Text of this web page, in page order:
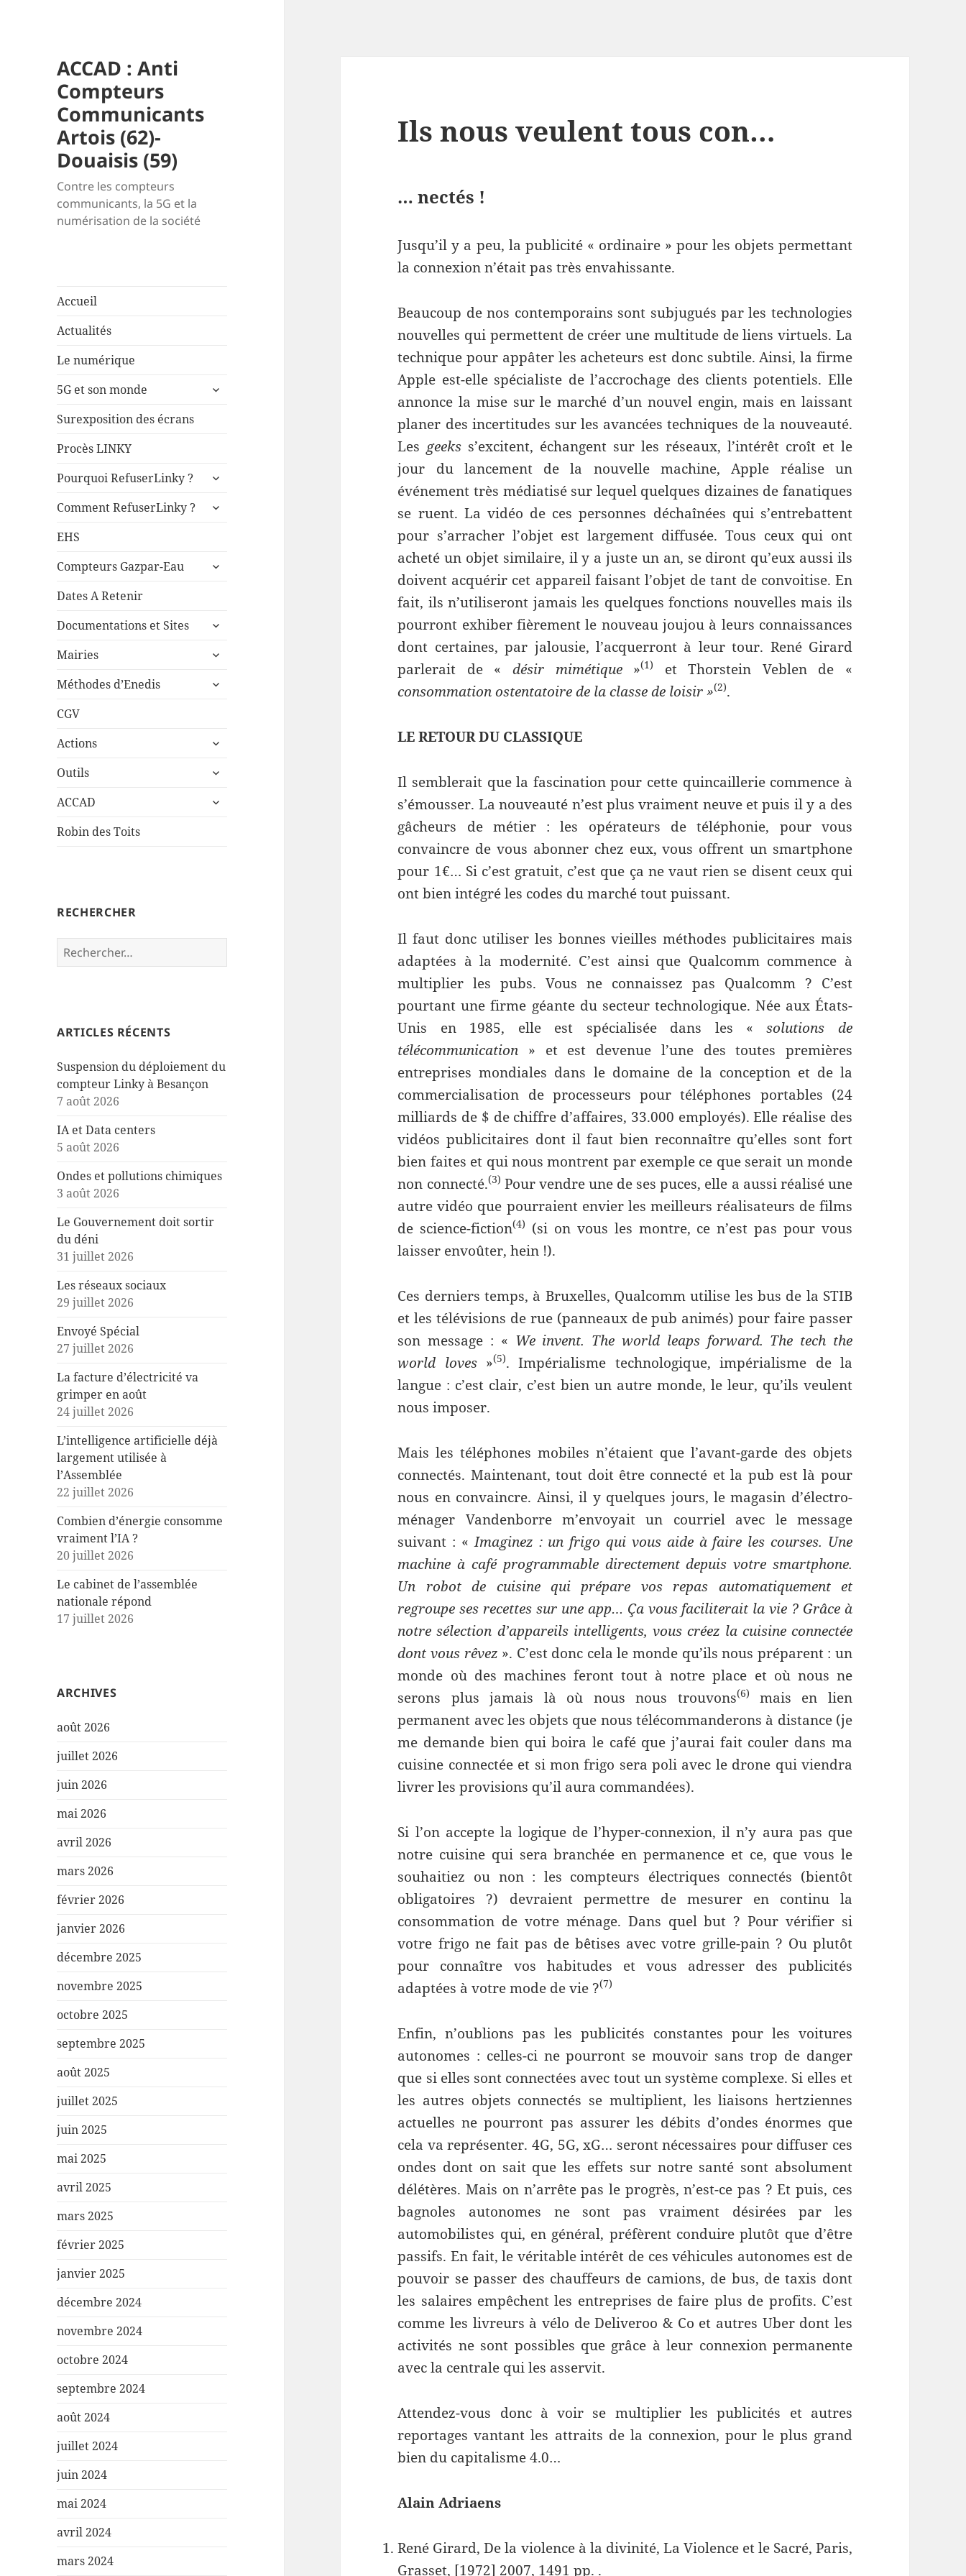
ACCAD : Anti
Compteurs
Communicants
Artois (62)-
Douaisis (59)
Contre les compteurs
communicants, la 5G et la
numérisation de la société
Accueil
Actualités
Le numérique
5G et son monde
ouvrir
Surexposition des écrans
Procès LINKY
Pourquoi RefuserLinky ?
ouvrir
sous-
Comment RefuserLinky ?
ouvrir
EHS
Compteurs Gazpar-Eau
ouvrir
Dates A Retenir
Documentations et Sites
ouvrir
sous-
Mairies
ouvrir
sous-
Méthodes d’Enedis
ouvrir
CGV
Actions
ouvrir
sous-
Outils
ouvrir
sous-
ACCAD
ouvrir
Robin des Toits
RECHERCHER
Rechercher :
ARTICLES RÉCENTS
Suspension du déploiement du
compteur Linky à Besançon
7 août 2026
IA et Data centers
5 août 2026
Ondes et pollutions chimiques
3 août 2026
Le Gouvernement doit sortir
du déni
31 juillet 2026
Les réseaux sociaux
29 juillet 2026
Envoyé Spécial
27 juillet 2026
La facture d’électricité va
grimper en août
24 juillet 2026
L’intelligence artificielle déjà
largement utilisée à
l’Assemblée
22 juillet 2026
Combien d’énergie consomme
vraiment l’IA ?
20 juillet 2026
Le cabinet de l’assemblée
nationale répond
17 juillet 2026
ARCHIVES
août 2026
juillet 2026
juin 2026
mai 2026
avril 2026
mars 2026
février 2026
janvier 2026
décembre 2025
novembre 2025
octobre 2025
septembre 2025
août 2025
juillet 2025
juin 2025
mai 2025
avril 2025
mars 2025
février 2025
janvier 2025
décembre 2024
novembre 2024
octobre 2024
septembre 2024
août 2024
juillet 2024
juin 2024
mai 2024
avril 2024
mars 2024
Ils nous veulent tous con…
… nectés !
Jusqu’il y a peu, la publicité « ordinaire » pour les objets permettant
la connexion n’était pas très envahissante.
Beaucoup de nos contemporains sont subjugués par les technologies
nouvelles qui permettent de créer une multitude de liens virtuels. La
technique pour appâter les acheteurs est donc subtile. Ainsi, la firme
Apple est-elle spécialiste de l’accrochage des clients potentiels. Elle
annonce la mise sur le marché d’un nouvel engin, mais en laissant
planer des incertitudes sur les avancées techniques de la nouveauté.
Les geeks s’excitent, échangent sur les réseaux, l’intérêt croît et le
jour du lancement de la nouvelle machine, Apple réalise un
événement très médiatisé sur lequel quelques dizaines de fanatiques
se ruent. La vidéo de ces personnes déchaînées qui s’entrebattent
pour s’arracher l’objet est largement diffusée. Tous ceux qui ont
acheté un objet similaire, il y a juste un an, se diront qu’eux aussi ils
doivent acquérir cet appareil faisant l’objet de tant de convoitise. En
fait, ils n’utiliseront jamais les quelques fonctions nouvelles mais ils
pourront exhiber fièrement le nouveau joujou à leurs connaissances
dont certaines, par jalousie, l’acquerront à leur tour. René Girard
parlerait de «désir mimétique »(1)
et Thorstein Veblen de «
consommation ostentatoire de la classe de loisir »(2).
LE RETOUR DU CLASSIQUE
Il semblerait que la fascination pour cette quincaillerie commence à
s’émousser. La nouveauté n’est plus vraiment neuve et puis il y a des
gâcheurs de métier : les opérateurs de téléphonie, pour vous
convaincre de vous abonner chez eux, vous offrent un smartphone
pour 1€… Si c’est gratuit, c’est que ça ne vaut rien se disent ceux qui
ont bien intégré les codes du marché tout puissant.
Il faut donc utiliser les bonnes vieilles méthodes publicitaires mais
adaptées à la modernité. C’est ainsi que Qualcomm commence à
multiplier les pubs. Vous ne connaissez pas Qualcomm ? C’est
pourtant une firme géante du secteur technologique. Née aux États-
Unis en 1985, elle est spécialisée dans les «solutions de
télécommunication » et est devenue l’une des toutes premières
entreprises mondiales dans le domaine de la conception et de la
commercialisation de processeurs pour téléphones portables (24
milliards de $ de chiffre d’affaires, 33.000 employés). Elle réalise des
vidéos publicitaires dont il faut bien reconnaître qu’elles sont fort
bien faites et qui nous montrent par exemple ce que serait un monde
non connecté.(3) Pour vendre une de ses puces, elle a aussi réalisé une
autre vidéo que pourraient envier les meilleurs réalisateurs de films
de science-fiction(4) (si on vous les montre, ce n’est pas pour vous
laisser envoûter, hein !).
Ces derniers temps, à Bruxelles, Qualcomm utilise les bus de la STIB
et les télévisions de rue (panneaux de pub animés) pour faire passer
son message : « We invent. The world leaps forward. The tech the
world loves »(5). Impérialisme technologique, impérialisme de la
langue : c’est clair, c’est bien un autre monde, le leur, qu’ils veulent
nous imposer.
Mais les téléphones mobiles n’étaient que l’avant-garde des objets
connectés. Maintenant, tout doit être connecté et la pub est là pour
nous en convaincre. Ainsi, il y quelques jours, le magasin d’électro-
ménager Vandenborre m’envoyait un courriel avec le message
suivant : «Imaginez : un frigo qui vous aide à faire les courses. Une
machine à café programmable directement depuis votre smartphone.
Un robot de cuisine qui prépare vos repas automatiquement et
regroupe ses recettes sur une app… Ça vous faciliterait la vie ? Grâce à
notre sélection d’appareils intelligents, vous créez la cuisine connectée
dont vous rêvez ». C’est donc cela le monde qu’ils nous préparent : un
monde où des machines feront tout à notre place et où nous ne
serons plus jamais là où nous nous trouvons(6)
mais en lien
permanent avec les objets que nous télécommanderons à distance (je
me demande bien qui boira le café que j’aurai fait couler dans ma
cuisine connectée et si mon frigo sera poli avec le drone qui viendra
livrer les provisions qu’il aura commandées).
Si l’on accepte la logique de l’hyper-connexion, il n’y aura pas que
notre cuisine qui sera branchée en permanence et ce, que vous le
souhaitiez ou non : les compteurs électriques connectés (bientôt
obligatoires ?) devraient permettre de mesurer en continu la
consommation de votre ménage. Dans quel but ? Pour vérifier si
votre frigo ne fait pas de bêtises avec votre grille-pain ? Ou plutôt
pour connaître vos habitudes et vous adresser des publicités
adaptées à votre mode de vie ?(7)
Enfin, n’oublions pas les publicités constantes pour les voitures
autonomes : celles-ci ne pourront se mouvoir sans trop de danger
que si elles sont connectées avec tout un système complexe. Si elles et
les autres objets connectés se multiplient, les liaisons hertziennes
actuelles ne pourront pas assurer les débits d’ondes énormes que
cela va représenter. 4G, 5G, xG… seront nécessaires pour diffuser ces
ondes dont on sait que les effets sur notre santé sont absolument
délétères. Mais on n’arrête pas le progrès, n’est-ce pas ? Et puis, ces
bagnoles autonomes ne sont pas vraiment désirées par les
automobilistes qui, en général, préfèrent conduire plutôt que d’être
passifs. En fait, le véritable intérêt de ces véhicules autonomes est de
pouvoir se passer des chauffeurs de camions, de bus, de taxis dont
les salaires empêchent les entreprises de faire plus de profits. C’est
comme les livreurs à vélo de Deliveroo & Co et autres Uber dont les
activités ne sont possibles que grâce à leur connexion permanente
avec la centrale qui les asservit.
Attendez-vous donc à voir se multiplier les publicités et autres
reportages vantant les attraits de la connexion, pour le plus grand
bien du capitalisme 4.0…
Alain Adriaens
René Girard, De la violence à la divinité, La Violence et le Sacré, Paris,
Grasset, [1972] 2007, 1491 pp. .